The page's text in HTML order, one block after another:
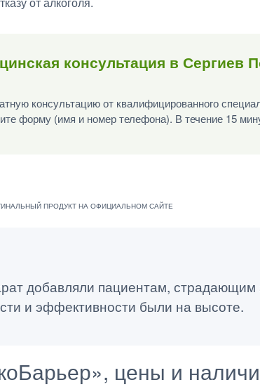
консультация в Сергиев
консультацию от квалифицированного
форму (имя и номер телефона). В течение 15
добавляли пациентам,
и эффективности были на высоте.
цены и